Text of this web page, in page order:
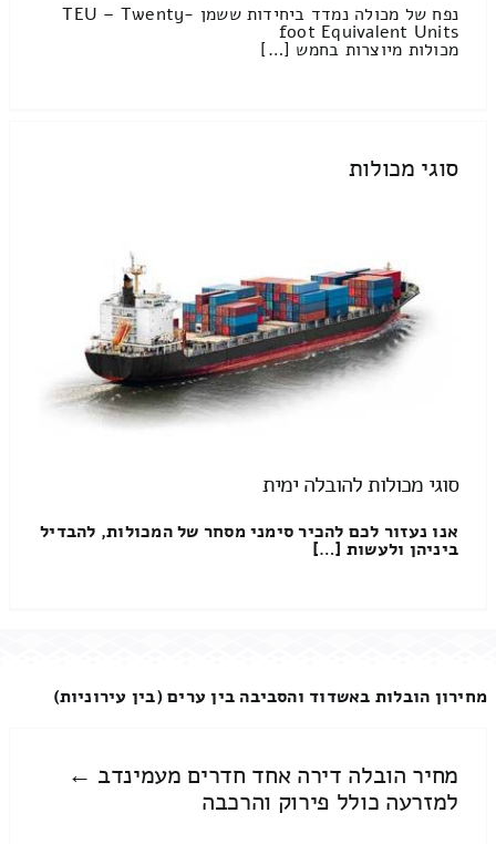
נפח של מכולה נמדד ביחידות ששמן TEU – Twenty-
foot Equivalent Units
מכולות מיוצרות בחמש […]
סוגי מכולות
סוגי מכולות להובלה ימית
אנו נעזור לכם להכיר סימני מסחר של המכולות, להבדיל
ביניהן ולעשות […]
מחירון הובלות באשדוד והסביבה בין ערים (בין עירוניות)
מחיר הובלה דירה אחד חדרים מעמינדב ←
למזרעה כולל פירוק והרכבה